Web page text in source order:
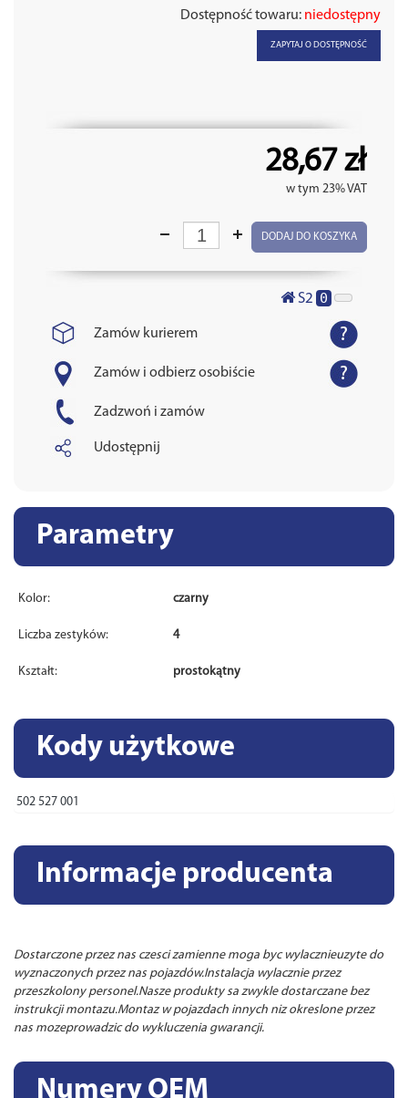
Dostępność towaru: niedostępny
ZAPYTAJ O DOSTĘPNOŚĆ
28,67 zł
w tym 23% VAT
DODAJ DO KOSZYKA
S2 0
Zamów kurierem
Zamów i odbierz osobiście
Zadzwoń i zamów
Udostępnij
Parametry
Kolor: czarny
Liczba zestyków: 4
Kształt: prostokątny
Kody użytkowe
502 527 001
Informacje producenta
Dostarczone przez nas czesci zamienne moga byc wylacznieuzyte do
wyznaczonych przez nas pojazdów.Instalacja wylacznie przez
przeszkolony personel.Nasze produkty sa zwykle dostarczane bez
instrukcji montazu.Montaz w pojazdach innych niz okreslone przez
nas mozeprowadzic do wykluczenia gwarancji.
Numery OEM